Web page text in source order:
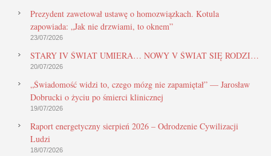
Prezydent zawetował ustawę o homozwiązkach. Kotula
zapowiada: „Jak nie drzwiami, to oknem”
23/07/2026
STARY IV ŚWIAT UMIERA… NOWY V ŚWIAT SIĘ RODZI…
20/07/2026
„Świadomość widzi to, czego mózg nie zapamiętał” — Jarosław
Dobrucki o życiu po śmierci klinicznej
19/07/2026
Raport energetyczny sierpień 2026 – Odrodzenie Cywilizacji
Ludzi
18/07/2026